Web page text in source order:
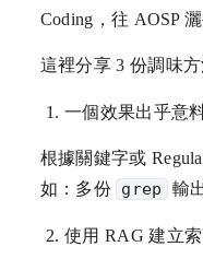
Coding，往 AOSP
這裡分享 3 份調味方
一個效果出乎意
根據關鍵字或
如：多份 grep 輸
使用 RAG 建立